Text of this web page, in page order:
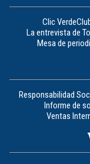
Clic Verde
La entrevista de
Mesa de
Responsabilidad
Informe de
Ventas